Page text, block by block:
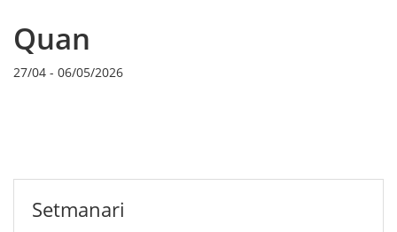
Quan
27/04 - 06/05/2026
Setmanari